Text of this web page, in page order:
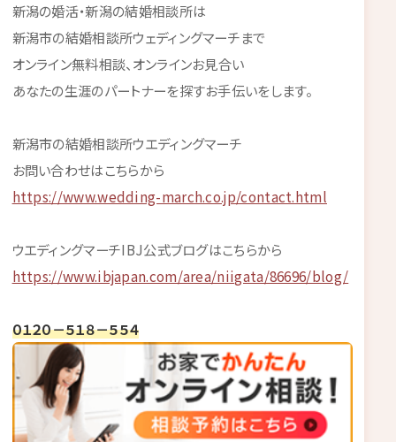
新潟の婚活・新潟の結婚相談所は
新潟市の結婚相談所ウェディングマーチまで
オンライン無料相談、オンラインお見合い
あなたの生涯のパートナーを探すお手伝いをします。
新潟市の結婚相談所ウエディングマーチ
お問い合わせはこちらから
https://www.wedding-march.co.jp/contact.html
ウエディングマーチIBJ公式ブログはこちらから
https://www.ibjapan.com/area/niigata/86696/blog/
０１２０－５１８－５５４